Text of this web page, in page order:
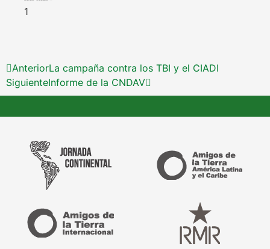
AnteriorLa campaña contra los TBI y el CIADI
SiguienteInforme de la CNDAV